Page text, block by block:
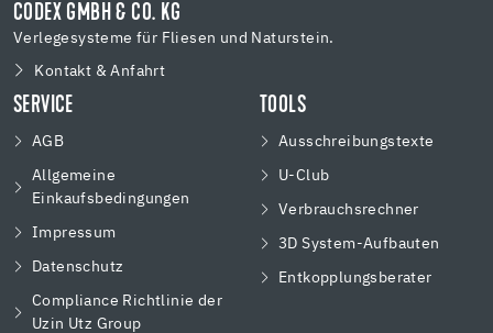
CODEX GMBH & CO. KG
Verlegesysteme für Fliesen und Naturstein.
Kontakt & Anfahrt
SERVICE
AGB
Allgemeine
Einkaufsbedingungen
Impressum
Datenschutz
Compliance Richtlinie der
Uzin Utz Group
TOOLS
Ausschreibungstexte
U-Club
Verbrauchsrechner
3D System-Aufbauten
Entkopplungsberater